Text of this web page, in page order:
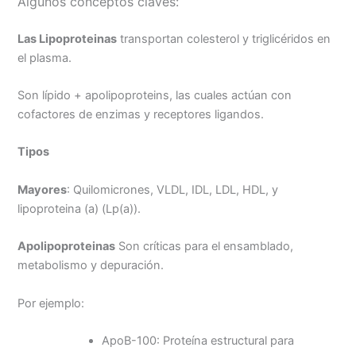
b
o
l
s
L
t
r
Las Lipoproteinas transportan colesterol y triglicéridos en
el plasma.
Son lípido + apolipoproteins, las cuales actúan con
cofactores de enzimas y receptores ligandos.
Tipos
Mayores: Quilomicrones, VLDL, IDL, LDL, HDL, y
lipoproteina (a) (Lp(a)).
Apolipoproteinas Son críticas para el ensamblado,
metabolismo y depuración.
Por ejemplo:
ApoB-100: Proteína estructural para